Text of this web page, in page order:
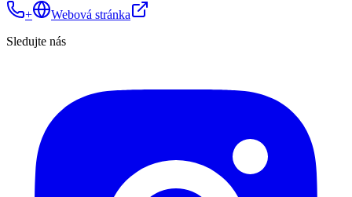
+
Webová stránka
Sledujte nás